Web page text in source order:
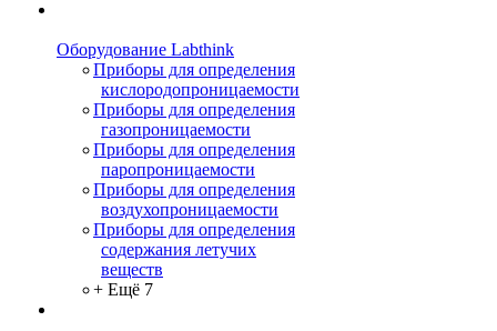
Оборудование Labthink
Приборы для определения
кислородопроницаемости
Приборы для определения
газопроницаемости
Приборы для определения
паропроницаемости
Приборы для определения
воздухопроницаемости
Приборы для определения
содержания летучих
веществ
+ Ещё 7